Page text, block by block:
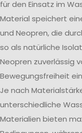
für den Einsatz im
Material speichert
und Neopren, die
so als natürliche
Neopren zuverlässig
Bewegungsfreiheit
Je nach
unterschiedliche
Materialien bieten